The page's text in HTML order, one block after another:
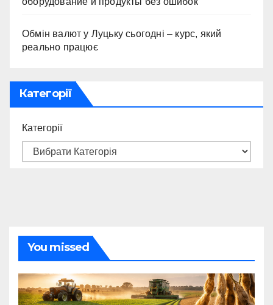
Обмін валют у Луцьку сьогодні – курс, який
реально працює
Категорії
Категорії
You missed